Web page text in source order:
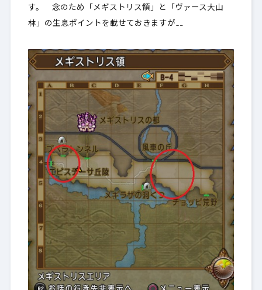
す。 念のため「メギストリス領」と「ヴァース大山
林」の生息ポイントを載せておきますが……